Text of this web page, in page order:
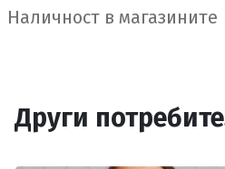
Наличност в магазините
Други